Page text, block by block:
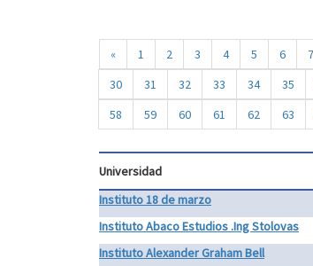
« 1 2 3 4 5 6 7
30
31 32 33 34 35
58
59 60 61 62 63
Universidad
Instituto 18 de marzo
Instituto Abaco Estudios .Ing Stolovas
Instituto Alexander Graham Bell